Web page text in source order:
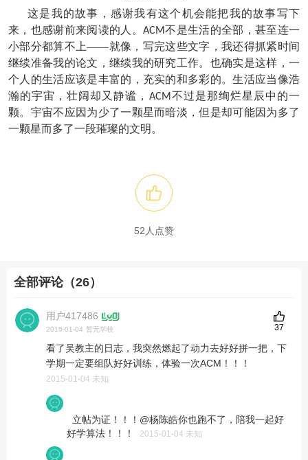
这是我的故事，感谢我有这个机会能把我的故事写下
来，也感谢前来阅读的人。 ACM不是生活的全部，甚至连一
小部分都算不上——就像，写完这些文字，我还得抓紧时间
继续准备我的论文，继续我的研究工作。也确实是这样，一
个人的生活应该是丰富的，充实的和多彩的。生活应当像浩
瀚的宇宙，壮阔却又静谧， ACM不过是那绚烂星辰中的一
颗。宇宙不应因为少了一颗星而暗淡，但是却可能因为多了
一颗星而多了一段璀璨的文明。
52 人点赞
全部评论（26）
用户417486
2015-01-04 暂无学校
看了吴教主的日志，我突然燃起了动力去好好拼一把，下
2015-01-04 未知
37
立帖为证！！！@杨陈皓你也跑不了，陪我一起好
好学算法！！！
2015-01-04 未知